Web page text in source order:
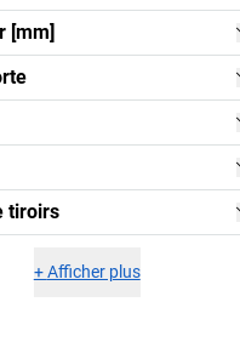
[mm]
tiroirs
+Afficher plus